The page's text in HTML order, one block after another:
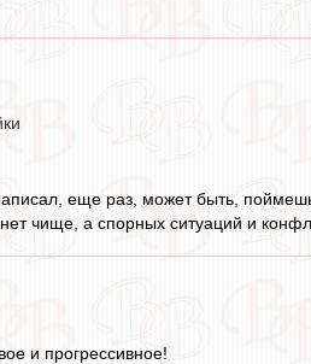
еще раз, может быть,
чище, а спорных ситуаций и
и прогрессивное!